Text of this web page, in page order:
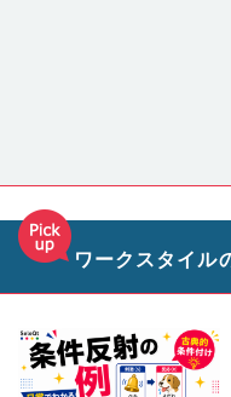
ワークスタイル